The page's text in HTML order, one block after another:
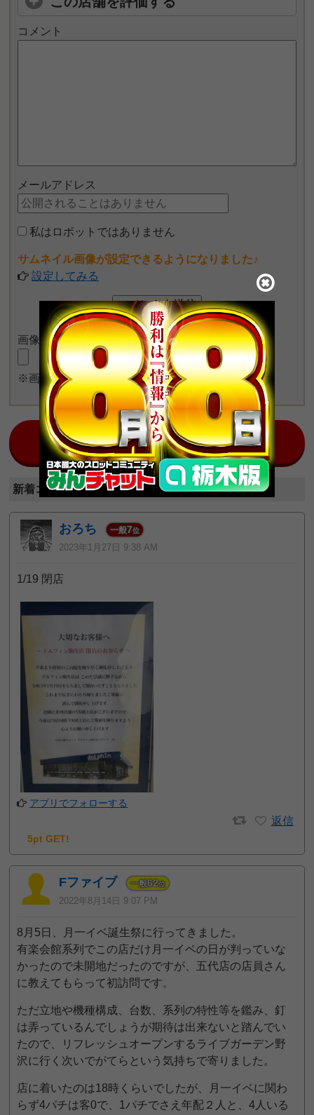
コメント
メールアドレス
私はロボットではありません
サムネイル画像が設定できるようになりました♪
設定してみる
画像をアップロード
※画像長押しで一度に4枚まで投稿可能
日本最大のスロット情報コミュニティ！
みんチャット栃木版
新着コメント (全3件)
おろち 一般7位
2023年1月27日 9:38 AM
1/19 閉店
アプリでフォローする
返信
5pt GET!
Fファイブ 一般62位
2022年8月14日 9:07 PM
8月5日、月一イベ誕生祭に行ってきました。
有楽会館系列でこの店だけ月一イベの日が判っていな
かったので未開地だったのですが、五代店の店員さん
に教えてもらって初訪問です。
ただ立地や機種構成、台数、系列の特性等を鑑み、釘
は弄っているんでしょうが期待は出来ないと踏んでい
たので、リフレッシュオープンするライブガーデン野
沢に行く次いでがてらという気持ちで寄りました。
店に着いたのは18時くらいでしたが、月一イベに関わ
らず4パチは客0で、1パチでさえ年配２人と、4人いる